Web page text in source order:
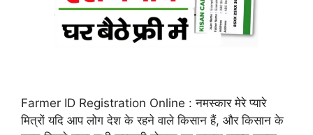
Farmer ID Registration Online : नमस्कार मेरे प्यारे
मित्रों यदि आप लोग देश के रहने वाले किसान हैं, और किसान के